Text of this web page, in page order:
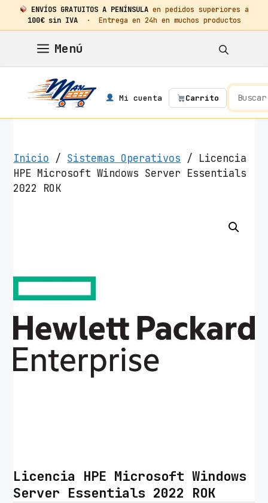
ENVÍOS GRATUITOS A PENÍNSULA en pedidos superiores a
100€ sin IVA· Entrega en 24h en muchos productos
contenido
Menú
Mi cuenta Carrito
Inicio / Sistemas Operativos / Licencia
HPE Microsoft Windows Server Essentials
2022 ROK
Licencia HPE Microsoft Windows
Server Essentials 2022 ROK